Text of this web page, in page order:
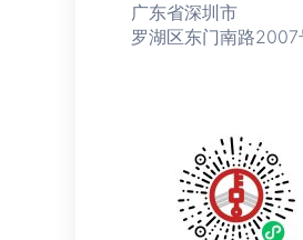
广东省深圳市
罗湖区东门南路